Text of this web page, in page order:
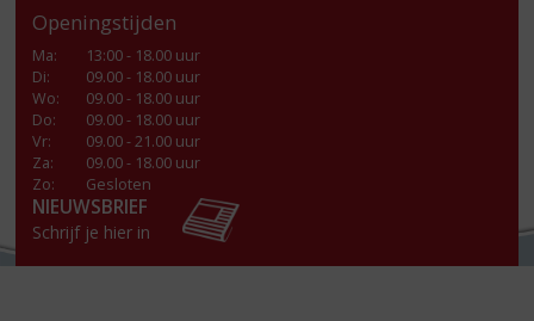
Openingstijden
Ma:
13:00 - 18.00 uur
Di:
09.00 - 18.00 uur
Wo:
09.00 - 18.00 uur
Do:
09.00 - 18.00 uur
Vr:
09.00 - 21.00 uur
Za:
09.00 - 18.00 uur
Zo:
Gesloten
NIEUWSBRIEF
Schrijf je hier in